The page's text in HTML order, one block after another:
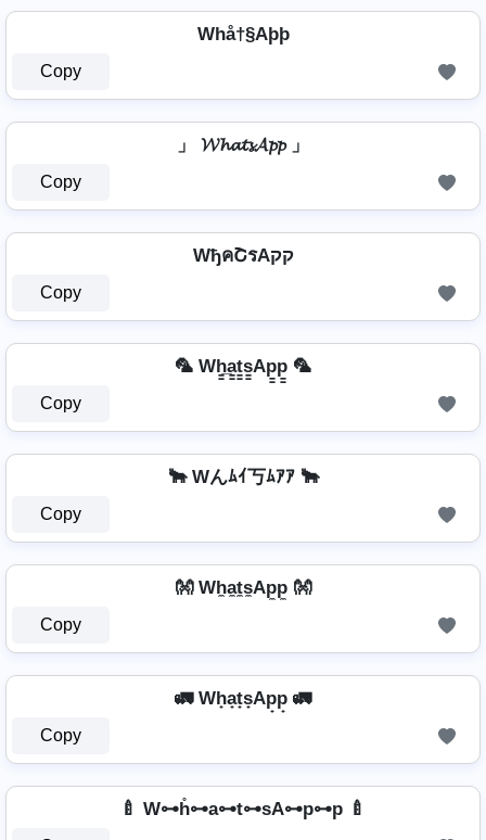
Whå†§Aþþ
Copy
」 𝓦𝓱𝓪𝓽𝓼𝓐𝓹𝓹 」
Copy
WђคՇรAקק
Copy
🦜 Wh̳̲a̳t̳s̳Ap̳p̳ 🦜
Copy
🐂 Wんﾑｲ丂ﾑｱｱ 🐂
Copy
👐 Wh̼a̼t̼s̼Ap̼p̼ 👐
Copy
🚛 Wh̟a̟t̟s̟Ap̟p̟ 🚛
Copy
🍼 W⊶h̊⊶a⊶t⊶sA⊶p⊶p 🍼